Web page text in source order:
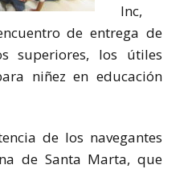
Inc,
de entrega de
superiores, los útiles
niñez en educación
de los navegantes
de Santa Marta, que